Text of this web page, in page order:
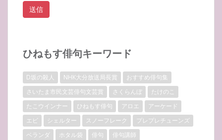
ひねもす俳句キーワード
D坂の殺人 NHK大分放送局長賞
おすすめ俳句集
さいたま市民文芸俳句文芸賞
さくらんぼ
たけのこ
たこウインナー
ひねもす俳句 アロエ
アーケード
エビ
シェルター スノーフレーク
プレプレチューンズ
ベランダ
ホタル袋 俳句
俳句講師